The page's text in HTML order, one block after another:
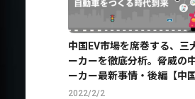
中国EV市場を席巻する、三
ーカーを徹底分析。脅威の
ーカー最新事情・後編【中
企業最前線】
2022/2/2